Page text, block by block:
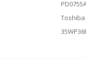
Toshiba